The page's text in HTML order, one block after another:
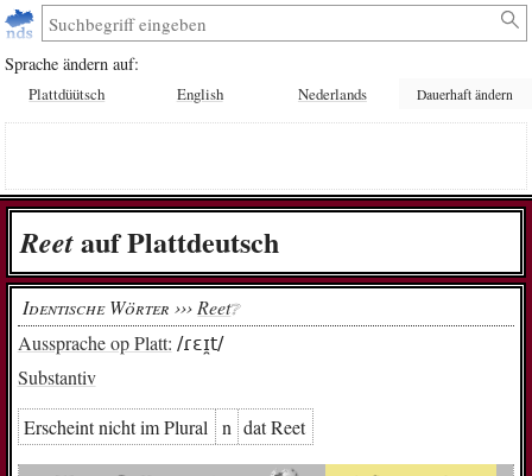
Sprache ändern auf:
Plattdüütsch English Nederlands Dauerhaft ändern
Reetauf Plattdeutsch
Aussprache op Platt: /ɾɛɪ̯t/
Substantiv
Erscheint nicht im Plural
n dat Reet
Identische Wörter ››› Reet❔︎